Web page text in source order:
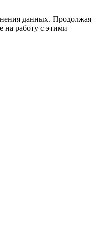
данных. Продолжая
на работу с этими